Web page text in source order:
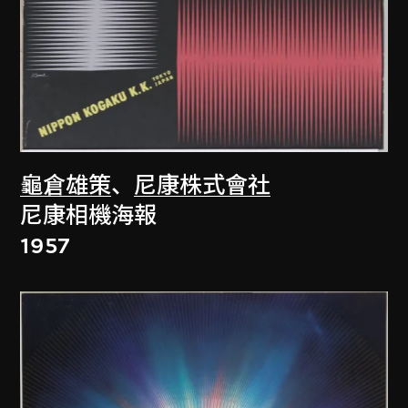
龜倉雄策、 尼康株式會社
尼康相機海報
1957